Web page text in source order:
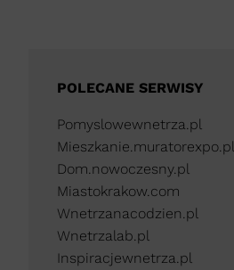
POLECANE SERWISY
Pomyslowewnetrza.pl
Mieszkanie.muratorexpo.pl
Dom.nowoczesny.pl
Miastokrakow.com
Wnetrzanacodzien.pl
Wnetrzalab.pl
Inspiracjewnetrza.pl